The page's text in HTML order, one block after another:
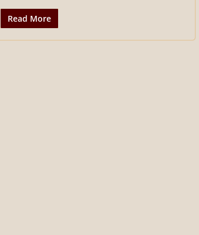
Read More